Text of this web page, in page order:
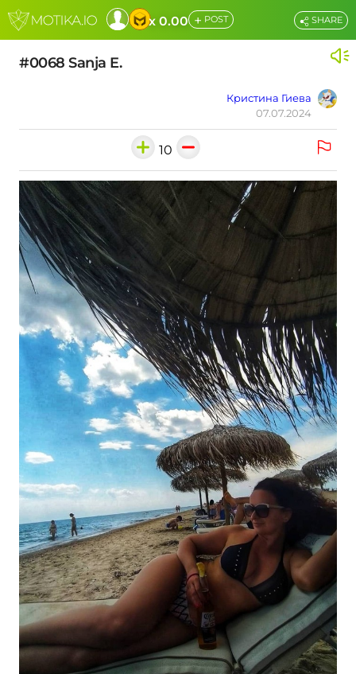
x 0.00 + POST
#0068 Sanja E.
Кристина Гиева
07.07.2024
SHARE
10